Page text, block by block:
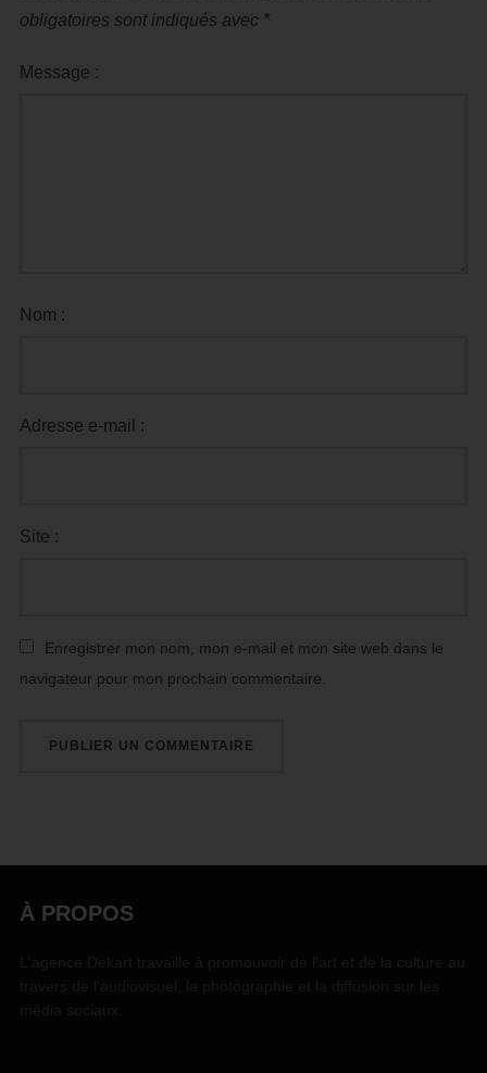
obligatoires sont indiqués avec *
Message :
Nom :
Adresse e-mail :
Site :
Enregistrer mon nom, mon e-mail et mon site web dans le
navigateur pour mon prochain commentaire.
À PROPOS